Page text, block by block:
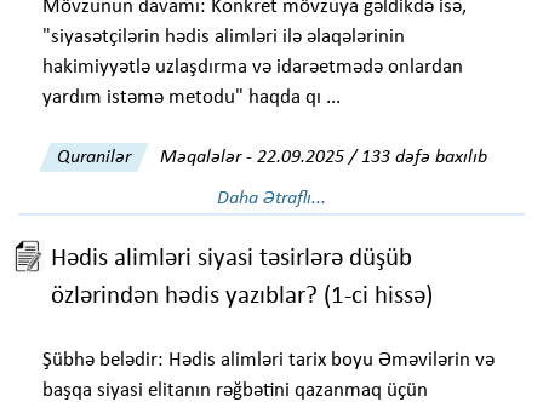
Mövzunun davamı: Konkret mövzuya gəldikdə isə,
"siyasətçilərin hədis alimləri ilə əlaqələrinin
hakimiyyətlə uzlaşdırma və idarəetmədə onlardan
yardım istəmə metodu" haqda qı ...
Quranilər Məqalələr- 22.09.2025 / 133 dəfə baxılıb
Daha Ətraflı...
Hədis alimləri siyasi təsirlərə düşüb
özlərindən hədis yazıblar? (1-ci hissə)
Şübhə belədir: Hədis alimləri tarix boyu Əməvilərin və
başqa siyasi elitanın rəğbətini qazanmaq üçün